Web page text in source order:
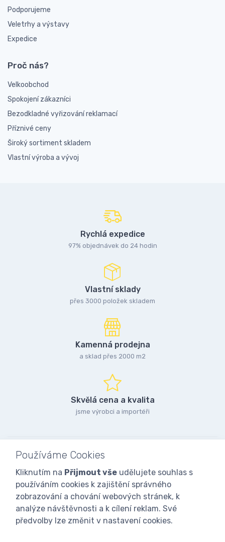
Podporujeme
Veletrhy a výstavy
Expedice
Proč nás?
Velkoobchod
Spokojení zákazníci
Bezodkladné vyřizování reklamací
Příznivé ceny
Široký sortiment skladem
Vlastní výroba a vývoj
Rychlá expedice
97% objednávek do 24 hodin
Vlastní sklady
přes 3000 položek skladem
Kamenná prodejna
a sklad přes 2000 m2
Skvělá cena a kvalita
jsme výrobci a importéři
Používáme Cookies
Kliknutím na Přijmout vše udělujete souhlas s
používáním cookies k zajištění správného
zobrazování a chování webových stránek, k
analýze návštěvnosti a k cílení reklam. Své
předvolby lze změnit v nastavení cookies.